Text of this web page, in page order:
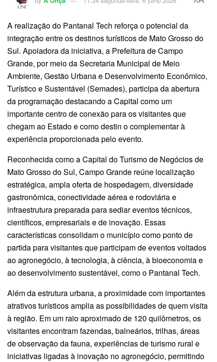
A realização do Pantanal Tech reforça o potencial da
integração entre os destinos turísticos de Mato Grosso do
Sul. Apoiadora da iniciativa, a Prefeitura de Campo
Grande, por meio da Secretaria Municipal de Meio
Ambiente, Gestão Urbana e Desenvolvimento Econômico,
Turístico e Sustentável (Semades), participa da abertura
da programação destacando a Capital como um
importante centro de conexão para os visitantes que
chegam ao Estado e como destin o complementar à
experiência proporcionada pelo evento.
Reconhecida como a Capital do Turismo de Negócios de
Mato Grosso do Sul, Campo Grande reúne localização
estratégica, ampla oferta de hospedagem, diversidade
gastronômica, conectividade aérea e rodoviária e
infraestrutura preparada para sediar eventos técnicos,
científicos, empresariais e de inovação. Essas
características consolidam o município como ponto de
partida para visitantes que participam de eventos voltados
ao agronegócio, à tecnologia, à ciência, à bioeconomia e
ao desenvolvimento sustentável, como o Pantanal Tech.
Além da estrutura urbana, a proximidade com importantes
atrativos turísticos amplia as possibilidades de quem visita
à região. Em um raio aproximado de 120 quilômetros, os
visitantes encontram fazendas, balneários, trilhas, áreas
de observação da fauna, experiências de turismo rural e
iniciativas ligadas à inovação no agronegócio, permitindo